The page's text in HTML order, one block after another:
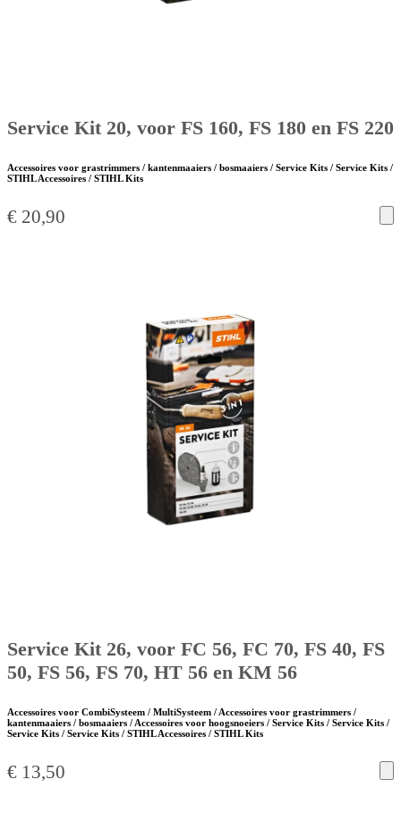
Service Kit 20, voor FS 160, FS 180 en FS 220
Accessoires voor grastrimmers / kantenmaaiers / bosmaaiers / Service Kits / Service Kits /
STIHL Accessoires / STIHL Kits
€ 20,90
Service Kit 26, voor FC 56, FC 70, FS 40, FS
50, FS 56, FS 70, HT 56 en KM 56
Accessoires voor CombiSysteem / MultiSysteem / Accessoires voor grastrimmers /
kantenmaaiers / bosmaaiers / Accessoires voor hoogsnoeiers / Service Kits / Service Kits /
Service Kits / Service Kits / STIHL Accessoires / STIHL Kits
€ 13,50